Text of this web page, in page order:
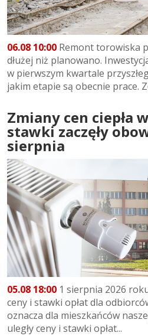
06.08 10:00 Remont torowiska
dłużej niż planowano.
w pierwszym kwartale
jakim etapie są obecnie prace.
Zmiany cen ciepła
stawki zaczęły
sierpnia
05.08 18:00 1 sierpnia 2026
ceny i stawki opłat dla
oznacza dla mieszkańców
uległy ceny i stawki opłat...